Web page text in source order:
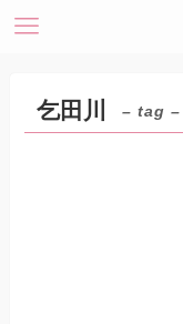
乞田川 – tag –